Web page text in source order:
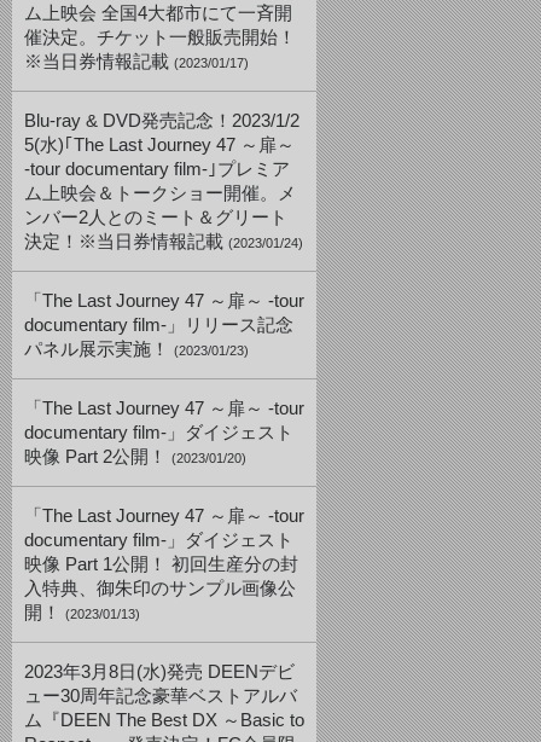
ム上映会 全国4大都市にて一斉開
催決定。チケット一般販売開始！
※当日券情報記載 (2023/01/17)
Blu-ray & DVD発売記念！2023/1/2
5(水)｢The Last Journey 47 ～扉～
-tour documentary film-｣プレミア
ム上映会＆トークショー開催。メ
ンバー2人とのミート＆グリート
決定！※当日券情報記載 (2023/01/24)
「The Last Journey 47 ～扉～ -tour
documentary film-」リリース記念
パネル展示実施！
(2023/01/23)
「The Last Journey 47 ～扉～ -tour
documentary film-」ダイジェスト
映像 Part 2公開！
(2023/01/20)
「The Last Journey 47 ～扉～ -tour
documentary film-」ダイジェスト
映像 Part 1公開！ 初回生産分の封
入特典、御朱印のサンプル画像公
開！
(2023/01/13)
2023年3月8日(水)発売 DEENデビ
ュー30周年記念豪華ベストアルバ
ム『DEEN The Best DX ～Basic to